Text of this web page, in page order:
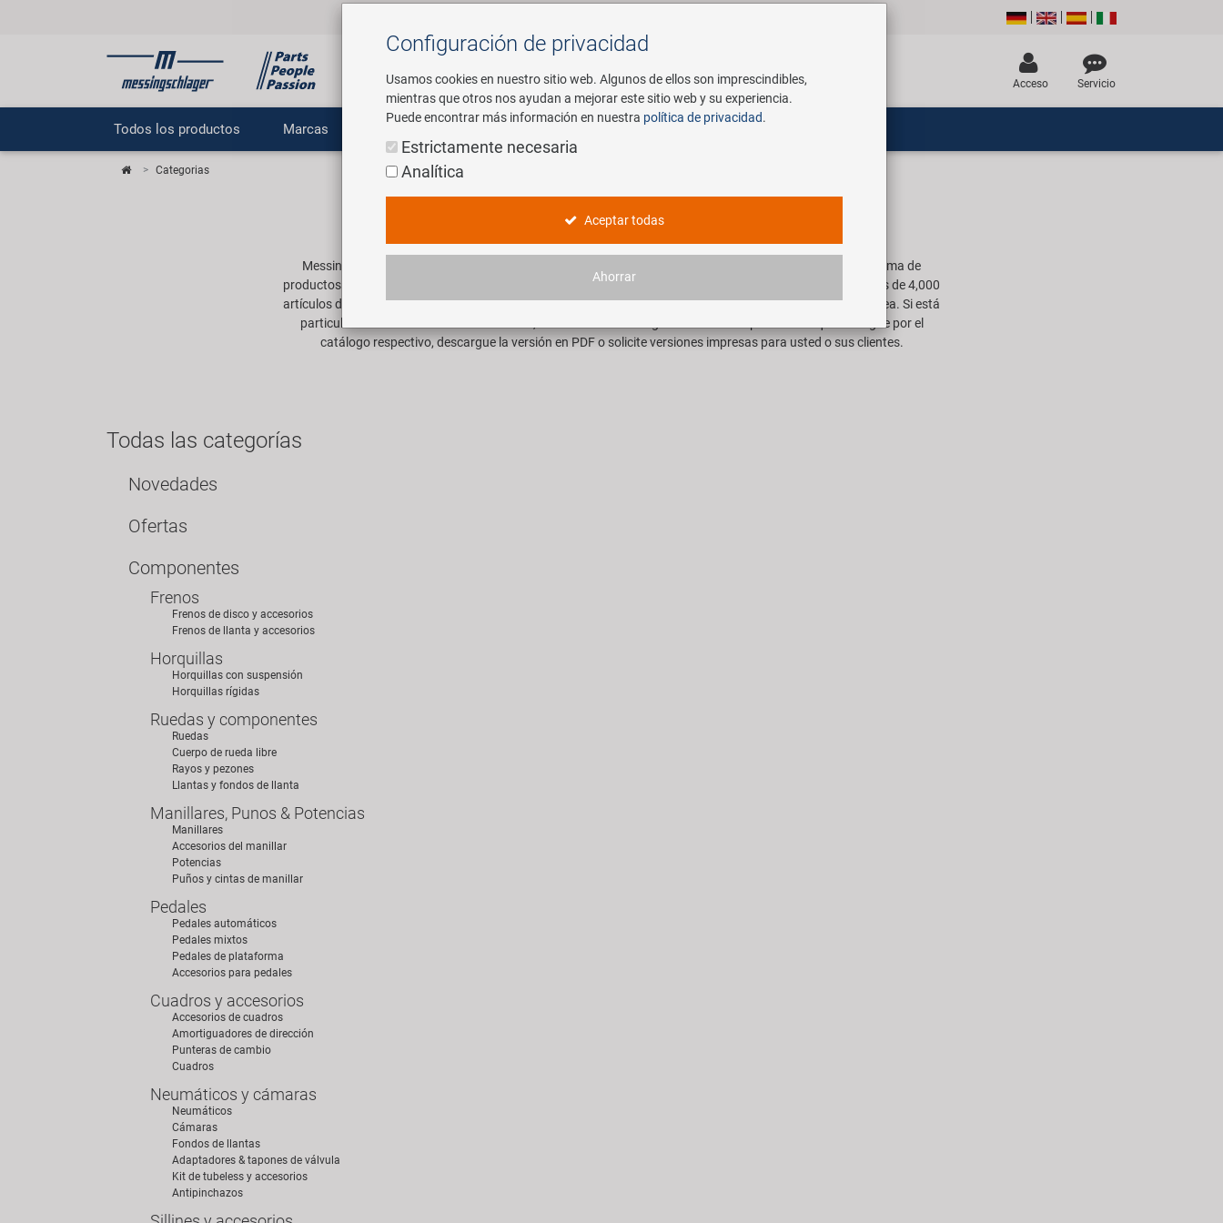
Buscar
Acceso Servicio
Todos los productos Marcas Servicio
Categorias
Todas las categorías de un vistazo
Messingschlager tiene que ver con la bicicleta y sus partes. En nuestro surtido encontrará una amplia gama de
productos diferentes, desde bombas de aire sobre alforjas, radios hasta bicicletas para niños. Nuestros más de 4,000
artículos de las aproximadamente 30 marcas propias y de ventas están disponibles en nuestra tienda en línea. Si está
particularmente interesado en una marca, encontrará el catálogo en línea correspondiente aquí. Navegue por el
catálogo respectivo, descargue la versión en PDF o solicite versiones impresas para usted o sus clientes.
Todas las categorías
Novedades
Ofertas
Componentes
Frenos
Frenos de disco y accesorios
Frenos de llanta y accesorios
Horquillas
Horquillas con suspensión
Horquillas rígidas
Ruedas y componentes
Ruedas
Cuerpo de rueda libre
Rayos y pezones
Llantas y fondos de llanta
Manillares, Punos & Potencias
Manillares
Accesorios del manillar
Potencias
Puños y cintas de manillar
Pedales
Pedales automáticos
Pedales mixtos
Pedales de plataforma
Accesorios para pedales
Cuadros y accesorios
Accesorios de cuadros
Amortiguadores de dirección
Punteras de cambio
Cuadros
Neumáticos y cámaras
Neumáticos
Cámaras
Fondos de llantas
Adaptadores & tapones de válvula
Kit de tubeless y accesorios
Antipinchazos
Configuración de privacidad
Usamos cookies en nuestro sitio web. Algunos de ellos son imprescindibles,
mientras que otros nos ayudan a mejorar este sitio web y su experiencia.
Puede encontrar más información en nuestra política de privacidad.
Estrictamente necesaria
Analítica
Aceptar todas
Ahorrar